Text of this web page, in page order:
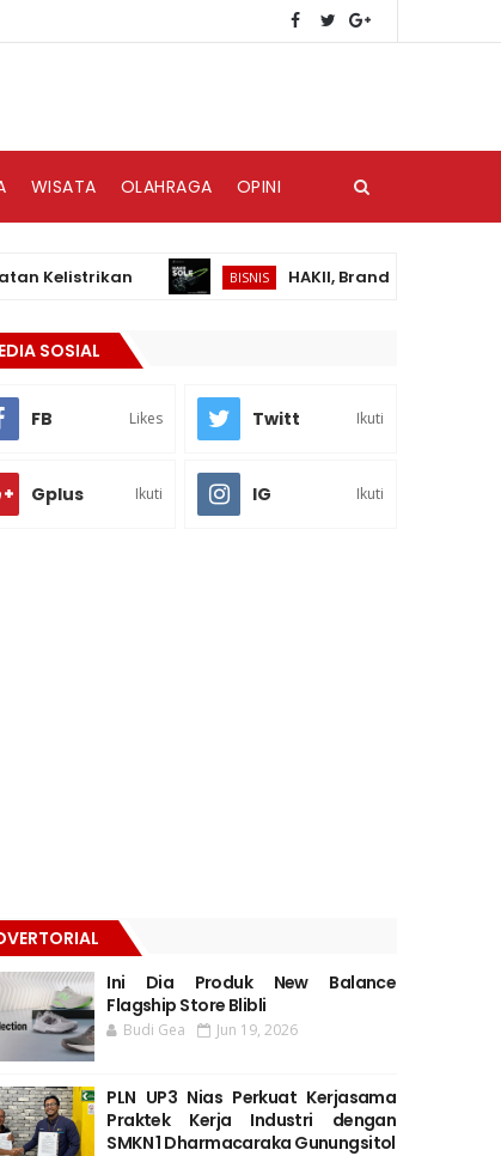
WISATA OLAHRAGA OPINI
BISNIS HAKII, Brand Audio Wearable
SOSIAL
FB Likes Twitt Ikuti
Gplus Ikuti IG Ikuti
Ini Dia Produk New Balance
Flagship Store Blibli
Budi Gea Jun 19, 2026
PLN UP3 Nias Perkuat Kerjasama
Praktek Kerja Industri dengan
SMKN 1 Dharmacaraka Gunungsitol